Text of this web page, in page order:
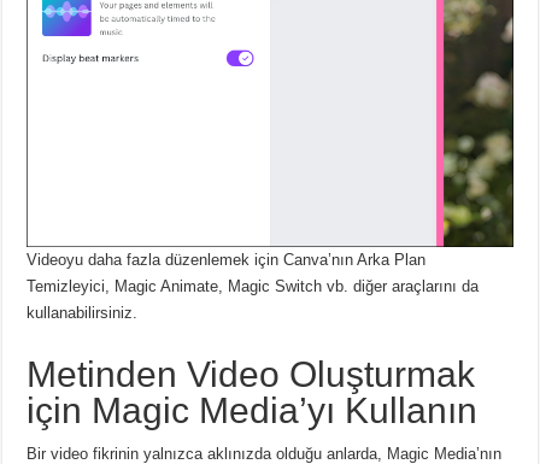
Videoyu daha fazla düzenlemek için Canva’nın Arka Plan
Temizleyici, Magic Animate, Magic Switch vb. diğer araçlarını da
kullanabilirsiniz.
Metinden Video Oluşturmak
için Magic Media’yı Kullanın
Bir video fikrinin yalnızca aklınızda olduğu anlarda, Magic Media’nın